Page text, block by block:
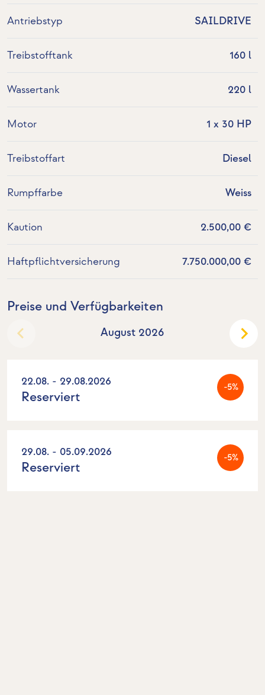
Antriebstyp SAILDRIVE
Treibstofftank 160 l
Wassertank 220 l
Motor 1 x 30 HP
Treibstoffart Diesel
Rumpffarbe Weiss
Kaution 2.500,00 €
Haftpflichtversicherung 7.750.000,00 €
Preise und Verfügbarkeiten
August 2026
22.08. - 29.08.2026 -5%
Reserviert
29.08. - 05.09.2026 -5%
Reserviert